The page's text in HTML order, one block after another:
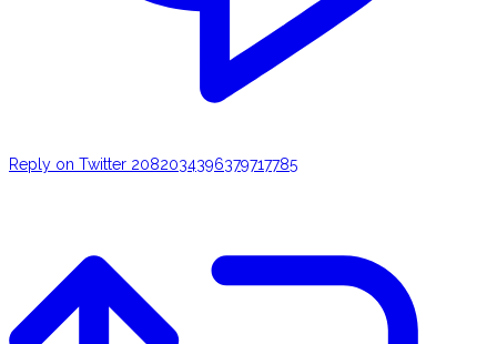
Reply on Twitter 2082034396379717785